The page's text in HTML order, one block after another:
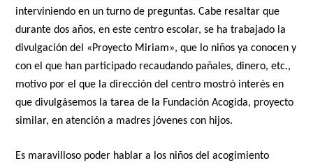
interviniendo en un turno de preguntas. Cabe resaltar que
durante dos años, en este centro escolar, se ha trabajado la
divulgación del «Proyecto Miriam», que lo niños ya conocen y
con el que han participado recaudando pañales, dinero, etc.,
motivo por el que la dirección del centro mostró interés en
que divulgásemos la tarea de la Fundación Acogida, proyecto
similar, en atención a madres jóvenes con hijos.
Es maravilloso poder hablar a los niños del acogimiento